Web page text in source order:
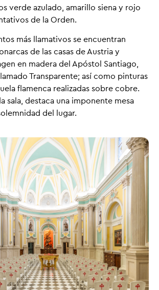
verde azulado, amarillo siena y rojo
de la Orden.
más llamativos se encuentran
de las casas de Austria y
en madera del Apóstol Santiago,
Transparente; así como pinturas
flamenca realizadas sobre cobre.
sala, destaca una imponente mesa
del lugar.